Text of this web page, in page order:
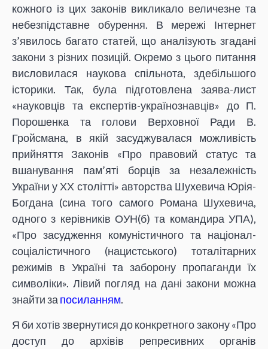
кожного із цих законів викликало величезне та
небезпідставне обурення. В мережі Інтернет
з’явилось багато статей, що аналізують згадані
закони з різних позицій. Окремо з цього питання
висловилася наукова спільнота, здебільшого
історики. Так, була підготовлена заява-лист
«науковців та експертів-українознавців» до П.
Порошенка та голови Верховної Ради В.
Гройсмана, в якій засуджувалася можливість
прийняття Законів «Про правовий статус та
вшанування пам’яті борців за незалежність
України у ХХ столітті» авторства Шухевича Юрія-
Богдана (сина того самого Романа Шухевича,
одного з керівників ОУН(б) та командира УПА),
«Про засудження комуністичного та націонал-
соціалістичного (нацистського) тоталітарних
режимів в Україні та заборону пропаганди їх
символіки». Лівий погляд на дані закони можна
знайти за посиланням.
Я би хотів звернутися до конкретного закону «Про
доступ до архівів репресивних органів